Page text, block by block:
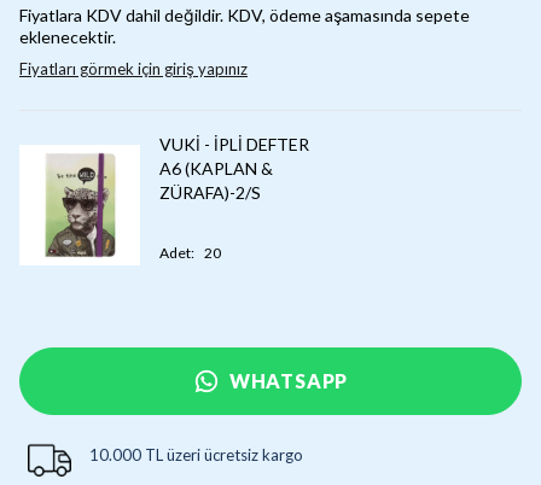
Fiyatlara KDV dahil değildir. KDV, ödeme aşamasında sepete
eklenecektir.
Fiyatları görmek için giriş yapınız
VUKİ - İPLİ DEFTER
A6 (KAPLAN &
ZÜRAFA)-2/S
Adet: 20
WHATSAPP
10.000 TL üzeri ücretsiz kargo